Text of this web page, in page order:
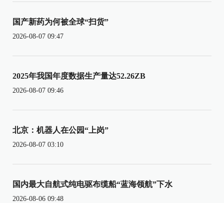
国产新药为何被全球“扫货”
2026-08-07 09:47
2025年我国年度数据生产量达52.26ZB
2026-08-07 09:46
北京：机器人在公园“上岗”
2026-08-07 03:10
国内最大自航式纯电驱布缆船“蓝海领航”下水
2026-08-06 09:48